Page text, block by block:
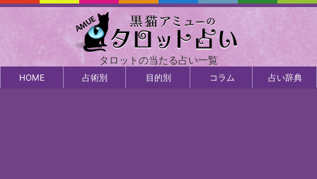
タロットの当たる占い一覧
HOME 占術別 目的別 コラム 占い辞典